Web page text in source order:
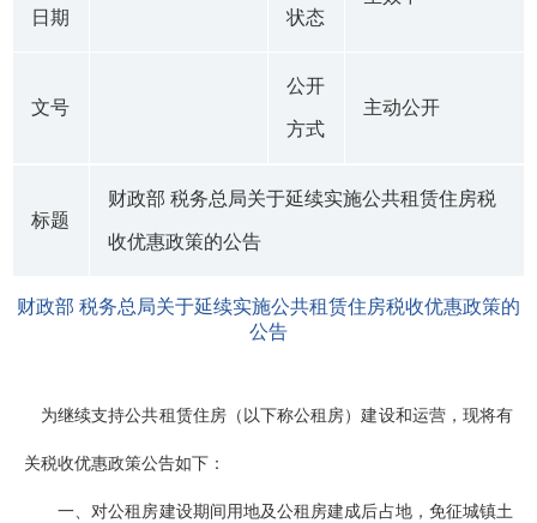
日期 状态
文号
公开
方式
主动公开
标题
财政部 税务总局关于延续实施公共租赁住房税
收优惠政策的公告
财政部 税务总局关于延续实施公共租赁住房税收优惠政策的
公告
为继续支持公共租赁住房（以下称公租房）建设和运营，现将有
关税收优惠政策公告如下：
一、对公租房建设期间用地及公租房建成后占地，免征城镇土